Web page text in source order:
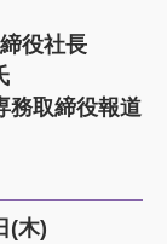
役社長
務取締役報道
(木)